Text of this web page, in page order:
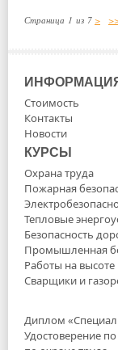
Страница 1 из 7 >
Стоимость
Контакты
Новости
КУРСЫ
Охрана труда
Пожарная
Тепловые
Безопасность
Промышленная
Работы на высоте
Сварщики и
Диплом
Удостоверение